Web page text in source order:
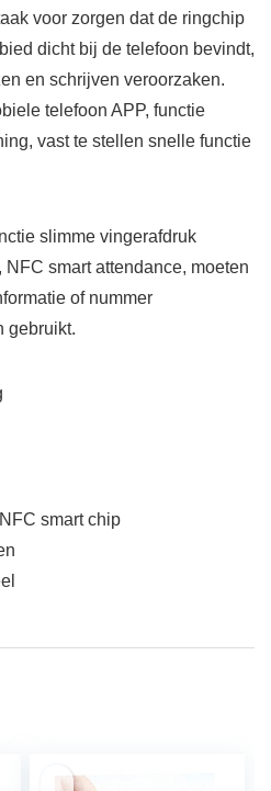
voor zorgen dat de ringchip
dicht bij de telefoon bevindt,
en schrijven veroorzaken.
telefoon APP, functie
vast te stellen snelle functie
slimme vingerafdruk
smart attendance, moeten
of nummer
gebruikt.
smart chip